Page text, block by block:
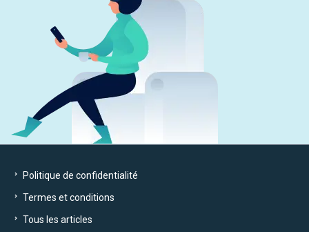
Politique de confidentialité
Termes et conditions
Tous les articles